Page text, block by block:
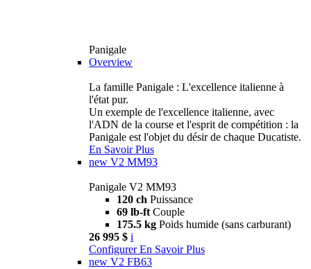
Panigale
Overview
La famille Panigale : L'excellence italienne à
l'état pur.
Un exemple de l'excellence italienne, avec
l'ADN de la course et l'esprit de compétition : la
Panigale est l'objet du désir de chaque Ducatiste.
En Savoir Plus
new V2 MM93
Panigale V2 MM93
120 ch Puissance
69 lb-ft Couple
175.5 kg Poids humide (sans carburant)
26 995 $ i
Configurer En Savoir Plus
new V2 FB63